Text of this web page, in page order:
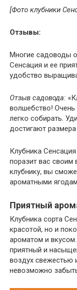
[Фото клубники
Отзывы:
Многие садоводы
Сенсация и ее
удобство
Отзыв садовода:
волшебство!
легко собирать.
достигают
Клубника
поразит вас своим
клубнику, вы
ароматными
Приятный
Клубника сорта
красотой, но и
ароматом и
приятный и
воздух свежестью
невозможно